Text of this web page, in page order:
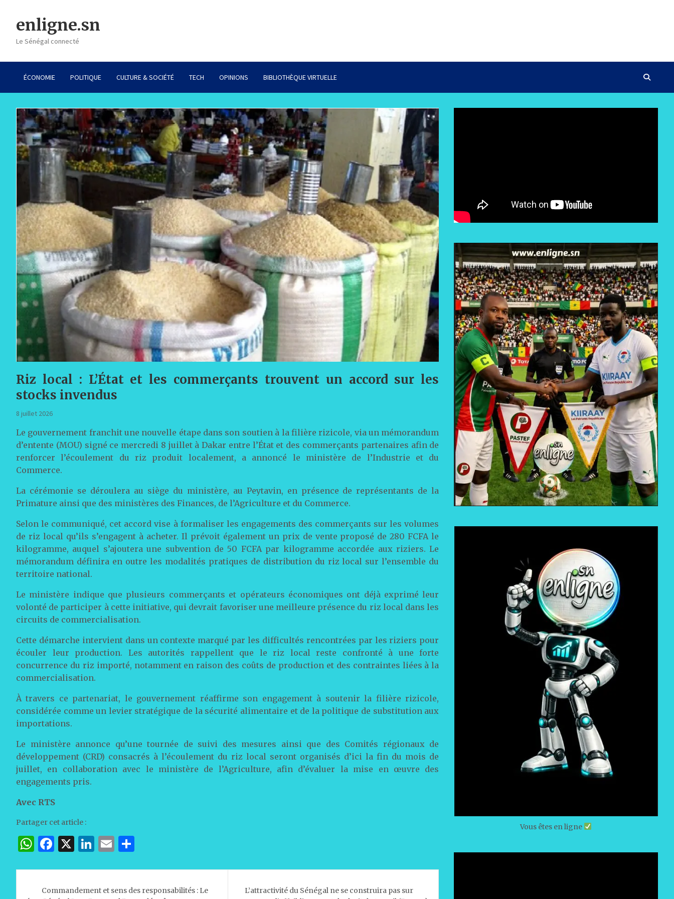
contentenligne.sn
Le Sénégal connecté
ÉCONOMIE POLITIQUE CULTURE & SOCIÉTÉ TECH OPINIONS BIBLIOTHÈQUE VIRTUELLE
Riz local : L’État et les commerçants trouvent un accord sur les
stocks invendus
8 juillet 2026
Le gouvernement franchit une nouvelle étape dans son soutien à la filière rizicole, via un mémorandum
d’entente (MOU) signé ce mercredi 8 juillet à Dakar entre l’État et des commerçants partenaires afin de
renforcer l’écoulement du riz produit localement, a annoncé le ministère de l’Industrie et du
Commerce.
La cérémonie se déroulera au siège du ministère, au Peytavin, en présence de représentants de la
Primature ainsi que des ministères des Finances, de l’Agriculture et du Commerce.
Selon le communiqué, cet accord vise à formaliser les engagements des commerçants sur les volumes
de riz local qu’ils s’engagent à acheter. Il prévoit également un prix de vente proposé de 280 FCFA le
kilogramme, auquel s’ajoutera une subvention de 50 FCFA par kilogramme accordée aux riziers. Le
mémorandum définira en outre les modalités pratiques de distribution du riz local sur l’ensemble du
territoire national.
Le ministère indique que plusieurs commerçants et opérateurs économiques ont déjà exprimé leur
volonté de participer à cette initiative, qui devrait favoriser une meilleure présence du riz local dans les
circuits de commercialisation.
Cette démarche intervient dans un contexte marqué par les difficultés rencontrées par les riziers pour
écouler leur production. Les autorités rappellent que le riz local reste confronté à une forte
concurrence du riz importé, notamment en raison des coûts de production et des contraintes liées à la
commercialisation.
À travers ce partenariat, le gouvernement réaffirme son engagement à soutenir la filière rizicole,
considérée comme un levier stratégique de la sécurité alimentaire et de la politique de substitution aux
importations.
Le ministère annonce qu’une tournée de suivi des mesures ainsi que des Comités régionaux de
développement (CRD) consacrés à l’écoulement du riz local seront organisés d’ici la fin du mois de
juillet, en collaboration avec le ministère de l’Agriculture, afin d’évaluer la mise en œuvre des
engagements pris.
Avec RTS
Partager cet article :
W
at
F
c
e
X Li
k
e
E
ai
l
ta
g
Commandement et sens des responsabilités : Le
L’attractivité du Sénégal ne se construira pas sur
Vous êtes en ligne